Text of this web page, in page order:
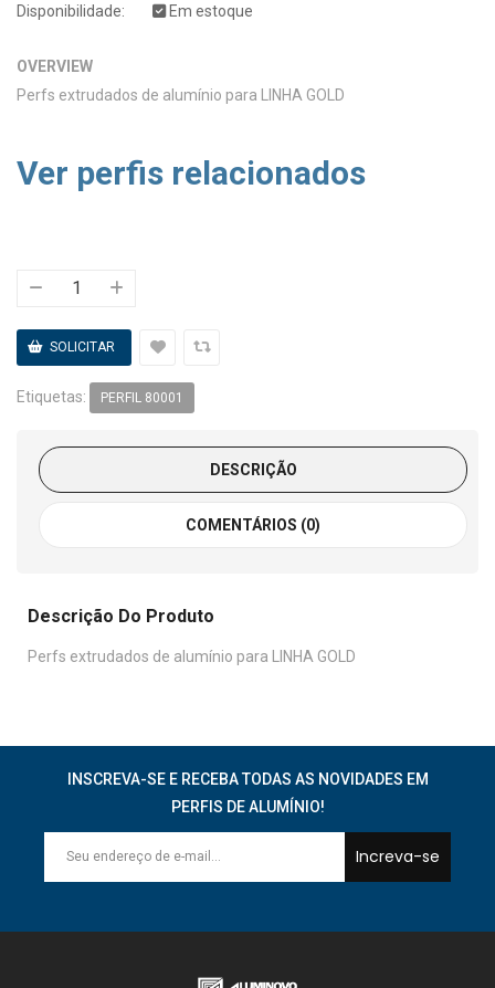
Disponibilidade:
Em estoque
OVERVIEW
Perfs extrudados de alumínio para LINHA GOLD
Ver perfis relacionados
Etiquetas: PERFIL 80001
DESCRIÇÃO
COMENTÁRIOS (0)
Descrição Do Produto
Perfs extrudados de alumínio para LINHA GOLD
INSCREVA-SE E RECEBA TODAS AS NOVIDADES EM
PERFIS DE ALUMÍNIO!
Increva-se